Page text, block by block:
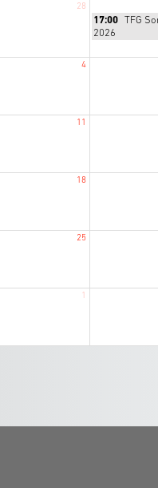
28
Mittwoch,
Juli
2026
17:00 TFG
2026
4
11
18
25
1